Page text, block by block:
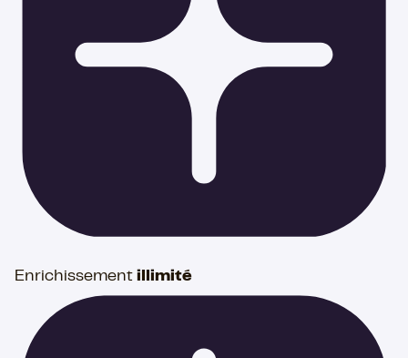
Enrichissement illimité